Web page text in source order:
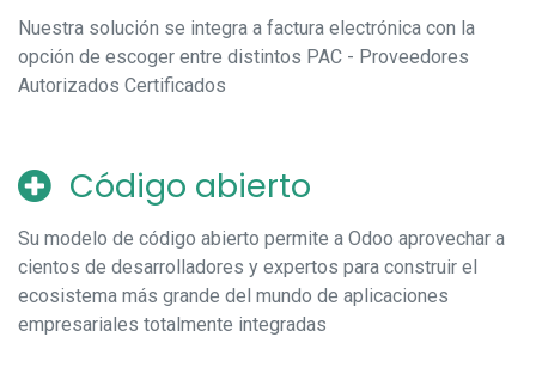
Nuestra solución se integra a factura electrónica con la
opción de escoger entre distintos PAC - Proveedores
Autorizados Certificados
Código abierto
Su modelo de código abierto permite a Odoo aprovechar a
cientos de desarrolladores y expertos para construir el
ecosistema más grande del mundo de aplicaciones
empresariales totalmente integradas